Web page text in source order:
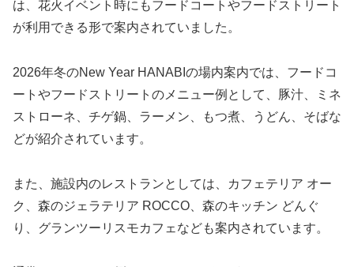
は、花火イベント時にもフードコートやフードストリート
が利用できる形で案内されていました。
2026年冬のNew Year HANABIの場内案内では、フードコ
ートやフードストリートのメニュー例として、豚汁、ミネ
ストローネ、チゲ鍋、ラーメン、もつ煮、うどん、そばな
どが紹介されています。
また、施設内のレストランとしては、カフェテリア オー
ク、森のジェラテリア ROCCO、森のキッチン どんぐ
り、グランツーリスモカフェなども案内されています。